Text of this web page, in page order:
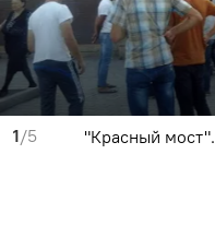
1/5 "Красный мост".